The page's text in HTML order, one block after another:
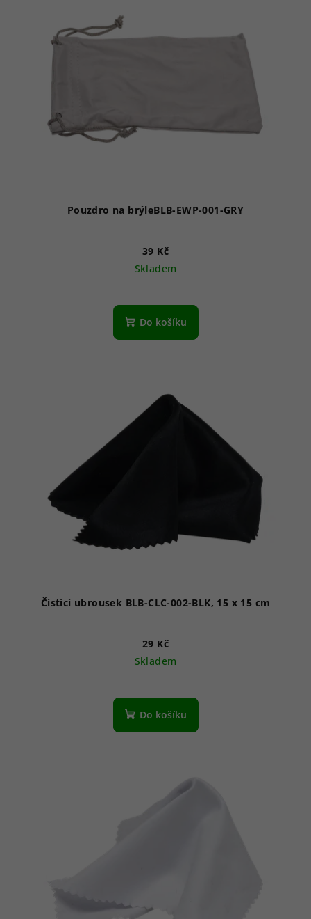
Pouzdro na brýleBLB-EWP-001-GRY
39 Kč
Skladem
Do košíku
Čistící ubrousek BLB-CLC-002-BLK, 15 x 15 cm
29 Kč
Skladem
Do košíku